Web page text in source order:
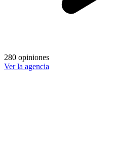
280 opiniones
Ver la agencia